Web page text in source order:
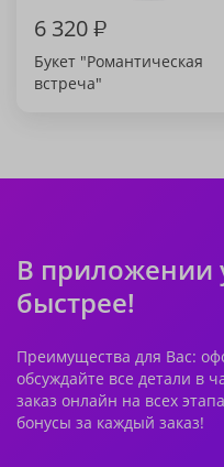
6 320₽
Букет "Романтическая
встреча"
В приложении
быстрее!
Преимущества для Вас:
обсуждайте все детали в
заказ онлайн на всех
бонусы за каждый заказ!